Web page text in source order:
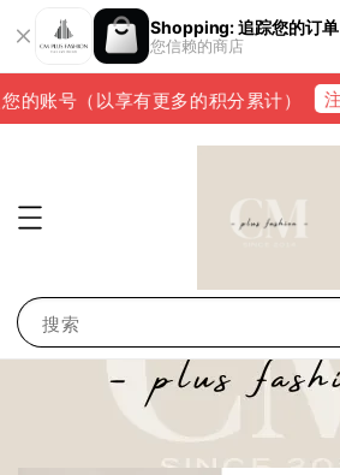
Shopping: 追踪您的订单
您信赖的商店
账号（以享有更多的积分累计） 注册
搜索